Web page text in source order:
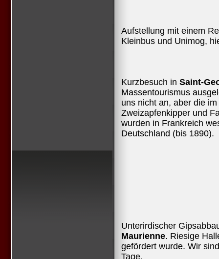
Aufstellung mit einem
Kleinbus und Unimog,
Kurzbesuch in Saint-
Massentourismus
uns nicht an, aber die
Zweizapfenkipper und
wurden in Frankreich
Deutschland (bis 1890).
Unterirdischer
Maurienne. Riesige
gefördert wurde. Wir
Tage.